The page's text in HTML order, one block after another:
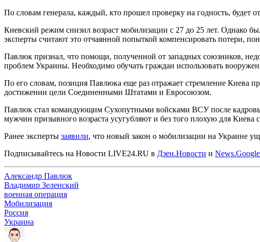
По словам генерала, каждый, кто прошел проверку на годность, будет
Киевский режим снизил возраст мобилизации с 27 до 25 лет. Однако
эксперты считают это отчаянной попыткой компенсировать потери,
Павлюк признал, что помощи, полученной от западных союзников,
проблем Украины. Необходимо обучать граждан использовать
По его словам, позиция Павлюка еще раз отражает стремление Киева
достижении цели Соединенными Штатами и Евросоюзом.
Павлюк стал командующим Сухопутными войсками ВСУ после кадровых
мужчин призывного возраста усугубляют и без того плохую для Киева
Ранее эксперты заявили, что новый закон о мобилизации на Украине
Подписывайтесь на Новости LIVE24.RU в Дзен.Новости и News.Google
Александр Павлюк
Владимир Зеленский
военная операция
Мобилизация
Россия
Украина